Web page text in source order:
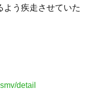
よう疾走させていた
detail